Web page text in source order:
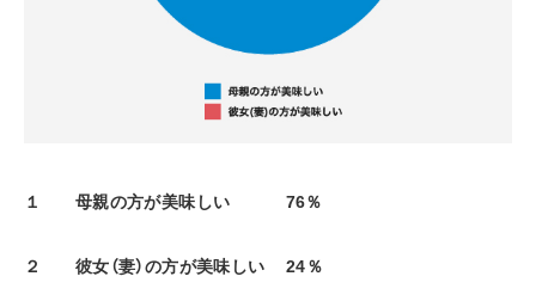
１　　母親の方が美味しい　　　 76％
２　　彼女（妻）の方が美味しい　 24％